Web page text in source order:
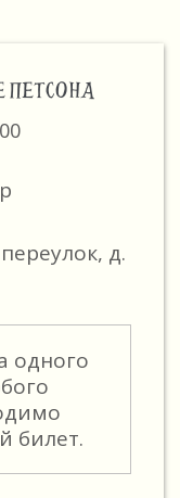
д.
одного
билет.